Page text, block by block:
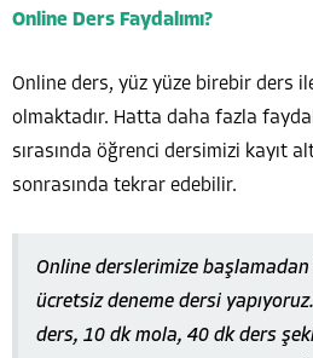
Online Ders Faydalımı?
Online ders, yüz yüze birebir ders
olmaktadır. Hatta daha fazla
sırasında öğrenci dersimizi kayıt
sonrasında tekrar edebilir.
Online derslerimize
ücretsiz deneme dersi
ders, 10 dk mola, 40 dk ders